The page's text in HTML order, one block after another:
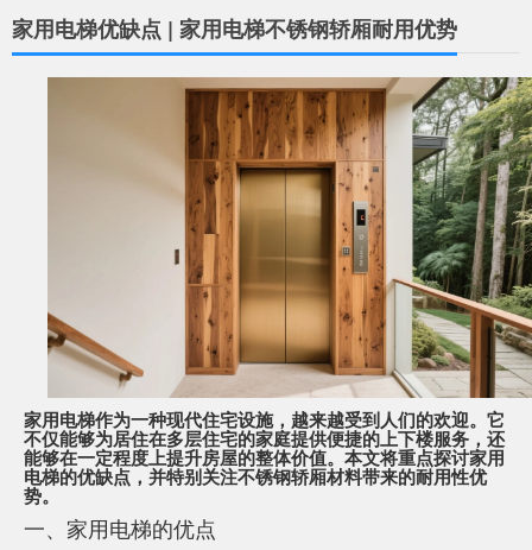
家用电梯优缺点 | 家用电梯不锈钢轿厢耐用优势
家用电梯作为一种现代住宅设施，越来越受到人们的欢迎。它
不仅能够为居住在多层住宅的家庭提供便捷的上下楼服务，还
能够在一定程度上提升房屋的整体价值。本文将重点探讨家用
电梯的优缺点，并特别关注不锈钢轿厢材料带来的耐用性优
势。
一、家用电梯的优点